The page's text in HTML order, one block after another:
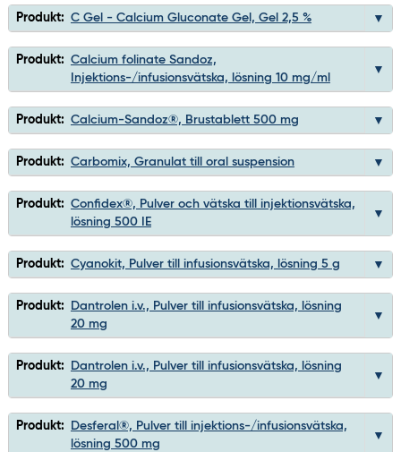
Produkt: C Gel - Calcium Gluconate Gel, Gel 2,5 %
Produkt: Calcium folinate Sandoz,
Injektions-/infusionsvätska, lösning 10 mg/ml
Produkt: Calcium-Sandoz®, Brustablett 500 mg
Produkt: Carbomix, Granulat till oral suspension
Produkt: Confidex®, Pulver och vätska till injektionsvätska,
lösning 500 IE
Produkt: Cyanokit, Pulver till infusionsvätska, lösning 5 g
Produkt:
Dantrolen i.v., Pulver till infusionsvätska, lösning
20 mg
Produkt:
Dantrolen i.v., Pulver till infusionsvätska, lösning
20 mg
Produkt:
Desferal®, Pulver till injektions-/infusionsvätska,
lösning 500 mg